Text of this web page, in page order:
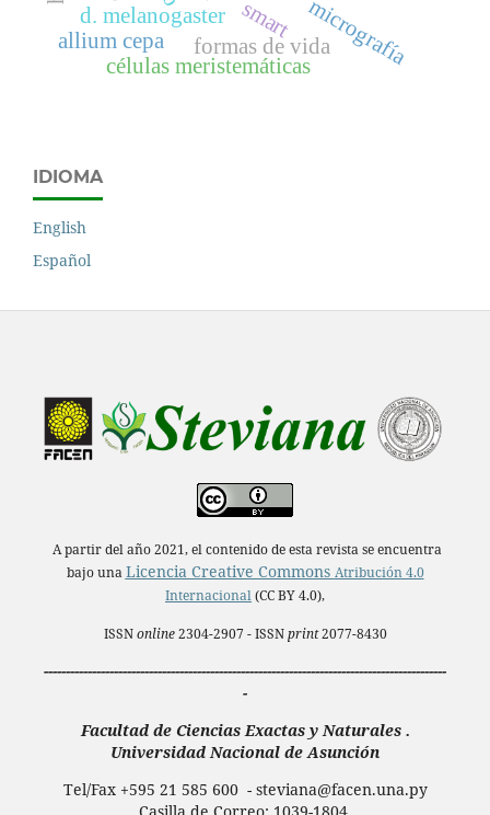
d. melanogaster smart
formas de vidamicrografía
allium cepa
células meristemáticas
IDIOMA
English
Español
A partir del año 2021, el contenido de esta revista se encuentra
bajo unaLicencia Creative Commons Atribución 4.0
Internacional(CC BY 4.0),
ISSNonline2304-2907 - ISSNprint2077-8430
--------------------------------------------------------------------------------------------
-
Facultad de Ciencias Exactas y Naturales .
Universidad Nacional de Asunción
Tel/Fax +595 21 585 600 - steviana@facen.una.py